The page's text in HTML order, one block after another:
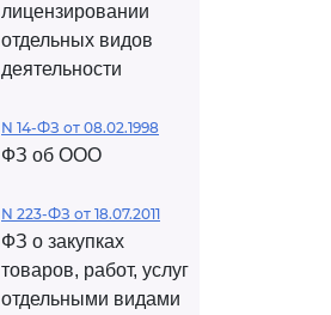
лицензировании
отдельных видов
деятельности
N 14-ФЗ от 08.02.1998
ФЗ об ООО
N 223-ФЗ от 18.07.2011
ФЗ о закупках
товаров, работ, услуг
отдельными видами